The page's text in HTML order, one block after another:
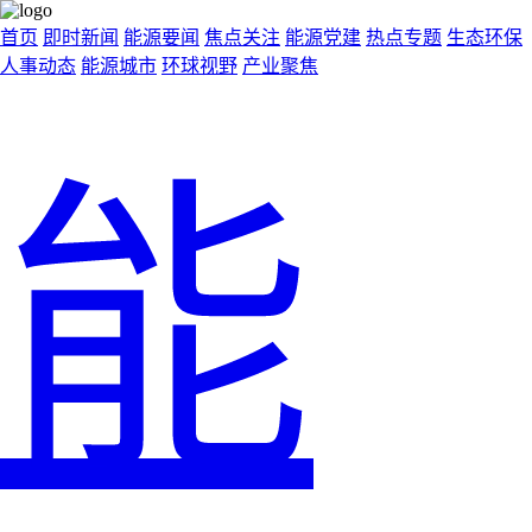
首页 即时新闻 能源要闻 焦点关注 能源党建 热点专题 生态环保
人事动态 能源城市 环球视野 产业聚焦
能